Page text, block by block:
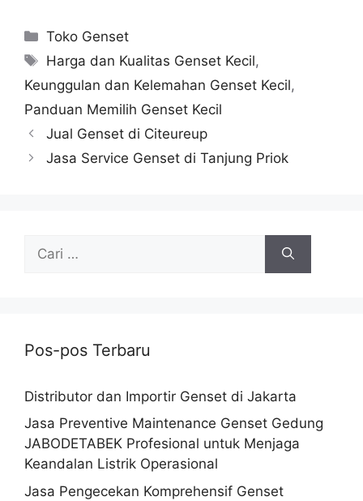
Toko Genset
Harga dan Kualitas Genset Kecil,
Keunggulan dan Kelemahan Genset Kecil,
Panduan Memilih Genset Kecil
Jual Genset di Citeureup
Jasa Service Genset di Tanjung Priok
Pos-pos Terbaru
Distributor dan Importir Genset di Jakarta
Jasa Preventive Maintenance Genset Gedung
JABODETABEK Profesional untuk Menjaga
Keandalan Listrik Operasional
Jasa Pengecekan Komprehensif Genset